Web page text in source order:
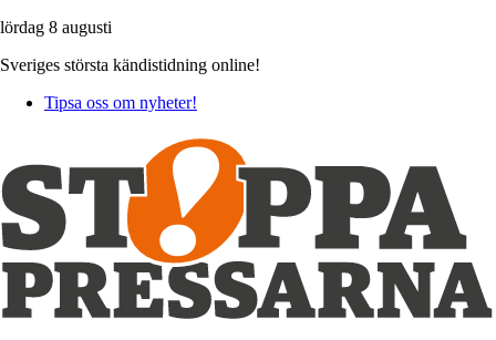
lördag 8 augusti
Sveriges största kändistidning online!
Tipsa oss om nyheter!